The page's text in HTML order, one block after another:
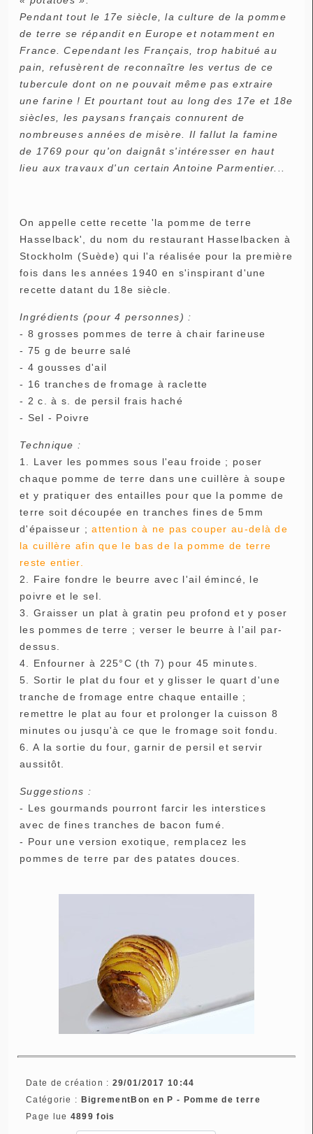
Pendant tout le 17e siècle, la culture de la pomme
de terre se répandit en Europe et notamment en
France. Cependant les Français, trop habitué au
pain, refusèrent de reconnaître les vertus de ce
tubercule dont on ne pouvait même pas extraire
une farine ! Et pourtant tout au long des 17e et 18e
siècles, les paysans français connurent de
nombreuses années de misère. Il fallut la famine
de 1769 pour qu'on daignât s'intéresser en haut
lieu aux travaux d'un certain Antoine Parmentier...
On appelle cette recette 'la pomme de terre
Hasselback', du nom du restaurant Hasselbacken à
Stockholm (Suède) qui l'a réalisée pour la première
fois dans les années 1940 en s'inspirant d'une
recette datant du 18e siècle.
Ingrédients (pour 4 personnes) :
- 8 grosses pommes de terre à chair farineuse
- 75 g de beurre salé
- 4 gousses d'ail
- 16 tranches de fromage à raclette
- 2 c. à s. de persil frais haché
- Sel - Poivre
Technique :
1. Laver les pommes sous l'eau froide ; poser
chaque pomme de terre dans une cuillère à soupe
et y pratiquer des entailles pour que la pomme de
terre soit découpée en tranches fines de 5mm
d'épaisseur ;attention à ne pas couper au-delà de
la cuillère afin que le bas de la pomme de terre
reste entier.
2. Faire fondre le beurre avec l'ail émincé, le
poivre et le sel.
3. Graisser un plat à gratin peu profond et y poser
les pommes de terre ; verser le beurre à l'ail par-
dessus.
4. Enfourner à 225°C (th 7) pour 45 minutes.
5. Sortir le plat du four et y glisser le quart d'une
tranche de fromage entre chaque entaille ;
remettre le plat au four et prolonger la cuisson 8
minutes ou jusqu'à ce que le fromage soit fondu.
6. A la sortie du four, garnir de persil et servir
aussitôt.
Suggestions :
- Les gourmands pourront farcir les interstices
avec de fines tranches de bacon fumé.
- Pour une version exotique, remplacez les
pommes de terre par des patates douces.
Date de création : 29/01/2017 10:44
Catégorie : BigrementBon en P - Pomme de terre
Page lue 4899 fois